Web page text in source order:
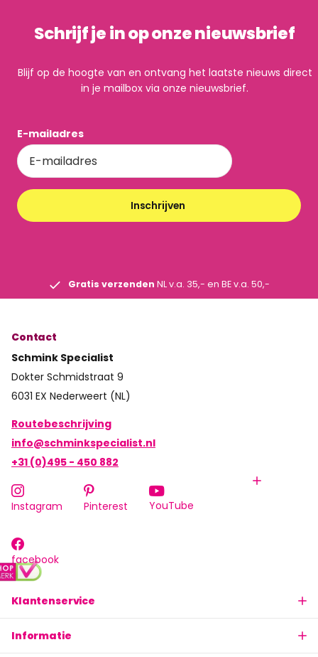
Schrijf je in op onze nieuwsbrief
Blijf op de hoogte van en ontvang het laatste nieuws direct
in je mailbox via onze nieuwsbrief.
E-mailadres
Inschrijven
Gratis verzenden NL v.a. 35,- en BE v.a. 50,-
Klantenservice
Informatie
Contact
Schmink Specialist
Dokter Schmidstraat 9
6031 EX Nederweert (NL)
Routebeschrijving
info@schminkspecialist.nl
+31 (0)495 - 450 882
Instagram Pinterest YouTube
facebook